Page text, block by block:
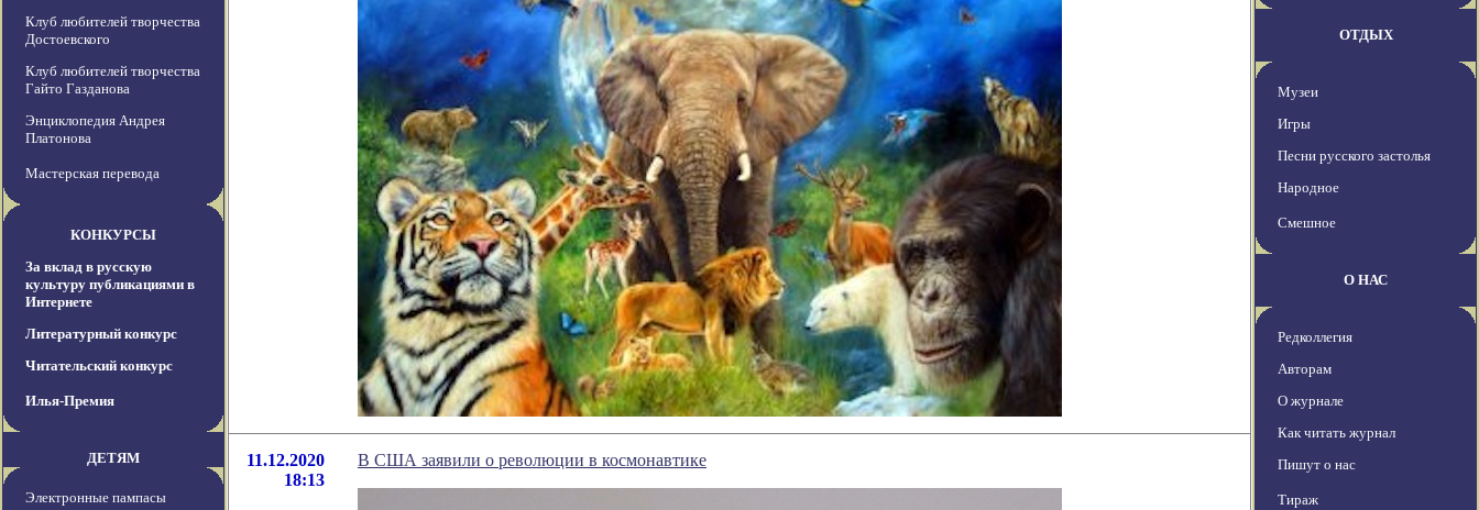
Клуб любителей творчества
Достоевского
Клуб любителей творчества
Гайто Газданова
Энциклопедия Андрея
Платонова
Мастерская перевода
КОНКУРСЫ
За вклад в русскую
культуру публикациями в
Интернете
Литературный конкурс
Читательский конкурс
Илья-Премия
ДЕТЯМ
Электронные пампасы
11.12.2020
18:13
В США заявили о революции в космонавтике
ОТДЫХ
Музеи
Игры
Песни русского застолья
Народное
Смешное
О НАС
Редколлегия
Авторам
О журнале
Как читать журнал
Пишут о нас
Тираж